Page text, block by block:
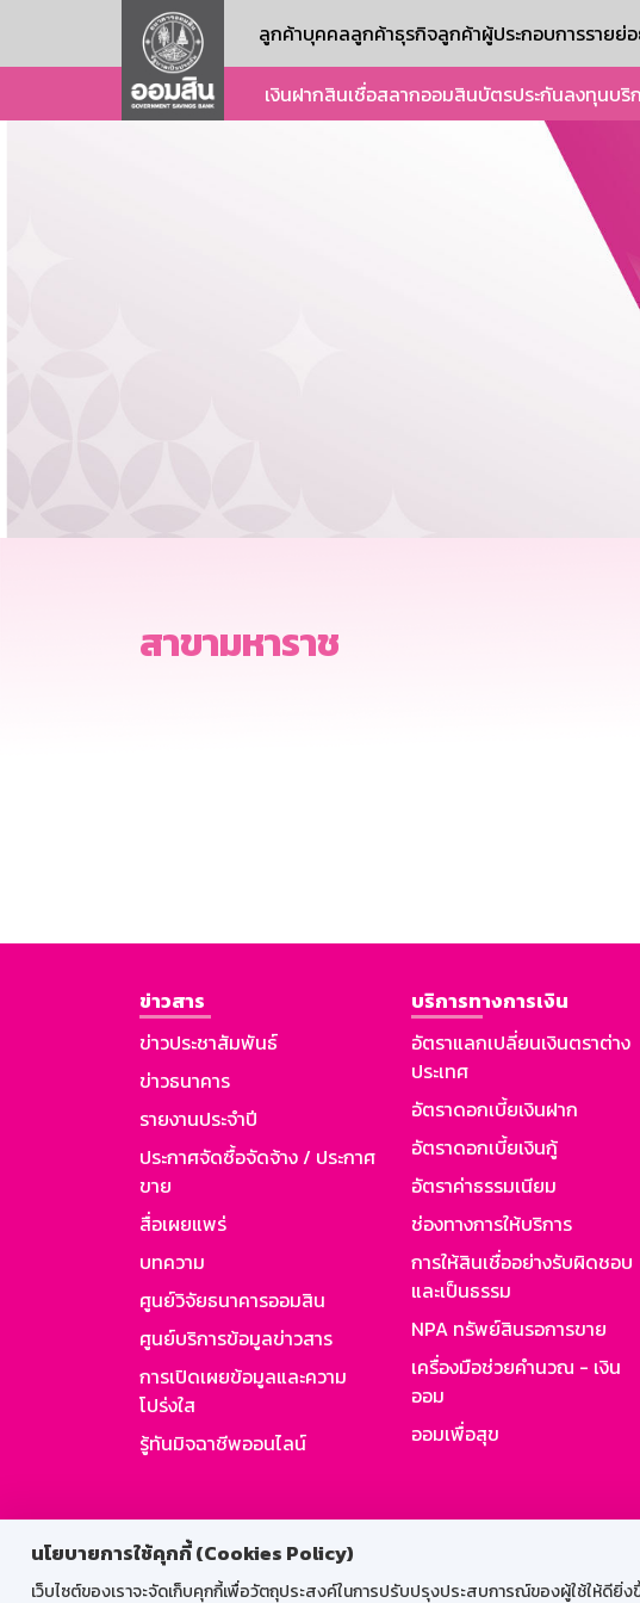
นโยบายการใช้คุกกี้ (Cookies Policy)
เว็บไซต์ของเราจะจัดเก็บคุกกี้เพื่อวัตถุประสงค์ในการปรับปรุงประสบการณ์ของผู้ใช้ให้ดียิ่
ลูกค้าบุคคลลูกค้าธุรกิจลูกค้าผู้ประกอบการรายย่
เงินฝากสินเชื่อสลากออมสินบัตรประกันลงทุนบริ
สาขามหาราช
ข่าวสาร
ข่าวประชาสัมพันธ์
ข่าวธนาคาร
รายงานประจำปี
ประกาศจัดซื้อจัดจ้าง / ประกาศ
ขาย
สื่อเผยแพร่
บทความ
ศูนย์วิจัยธนาคารออมสิน
ศูนย์บริการข้อมูลข่าวสาร
การเปิดเผยข้อมูลและความ
โปร่งใส
รู้ทันมิจฉาชีพออนไลน์
บริการทางการเงิน
อัตราแลกเปลี่ยนเงินตราต่าง
ประเทศ
อัตราดอกเบี้ยเงินฝาก
อัตราดอกเบี้ยเงินกู้
อัตราค่าธรรมเนียม
ช่องทางการให้บริการ
การให้สินเชื่ออย่างรับผิดชอบ
และเป็นธรรม
NPA ทรัพย์สินรอการขาย
เครื่องมือช่วยคำนวณ - เงิน
ออม
ออมเพื่อสุข